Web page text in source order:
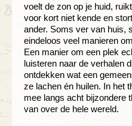
voelt de zon op je huid,
voor kort niet kende en
ander. Soms ver van huis,
eindeloos veel manieren
Een manier om een plek
luisteren naar de verhalen
ontdekken wat een
ze lachen én huilen. In het
mee langs acht bijzondere
van over de hele wereld.